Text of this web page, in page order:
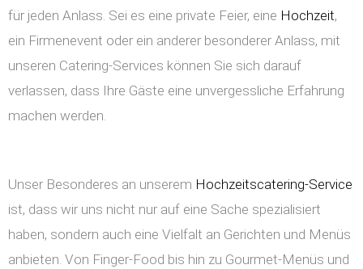
für jeden Anlass. Sei es eine private Feier, eine Hochzeit,
ein Firmenevent oder ein anderer besonderer Anlass, mit
unseren Catering-Services können Sie sich darauf
verlassen, dass Ihre Gäste eine unvergessliche Erfahrung
machen werden.
Unser Besonderes an unserem Hochzeitscatering-Service
ist, dass wir uns nicht nur auf eine Sache spezialisiert
haben, sondern auch eine Vielfalt an Gerichten und Menüs
anbieten. Von Finger-Food bis hin zu Gourmet-Menüs und